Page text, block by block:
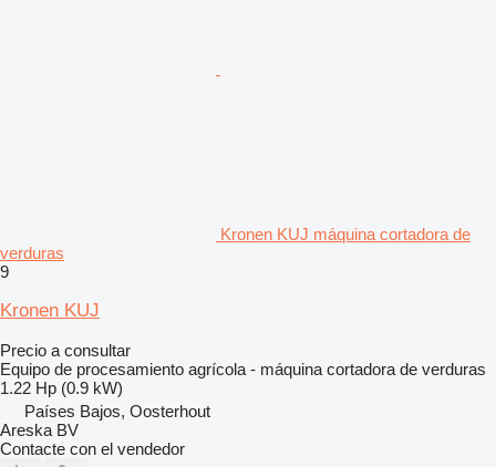
Kronen KUJ máquina cortadora de
verduras
9
Kronen KUJ
Precio a consultar
Equipo de procesamiento agrícola - máquina cortadora de verduras
1.22 Hp (0.9 kW)
Países Bajos, Oosterhout
Areska BV
Contacte con el vendedor